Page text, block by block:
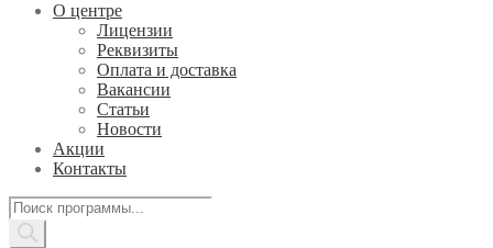
О центре
Лицензии
Реквизиты
Оплата и доставка
Вакансии
Статьи
Новости
Акции
Контакты
Поиск
товаров